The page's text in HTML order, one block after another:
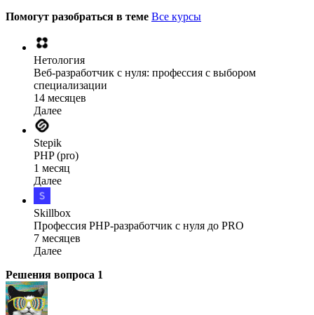
Помогут разобраться в теме Все курсы
Нетология
Веб-разработчик с нуля: профессия с выбором
специализации
14 месяцев
Далее
Stepik
PHP (pro)
1 месяц
Далее
Skillbox
Профессия PHP-разработчик с нуля до PRO
7 месяцев
Далее
Решения вопроса 1